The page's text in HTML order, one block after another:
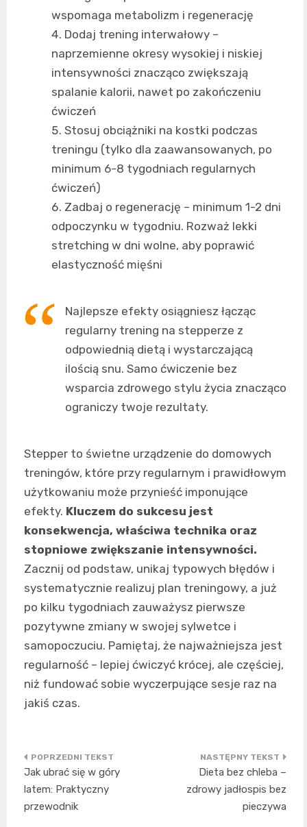
wspomaga metabolizm i regenerację
Dodaj trening interwałowy –
naprzemienne okresy wysokiej i niskiej
intensywności znacząco zwiększają
spalanie kalorii, nawet po zakończeniu
ćwiczeń
Stosuj obciążniki na kostki podczas
treningu (tylko dla zaawansowanych, po
minimum 6-8 tygodniach regularnych
ćwiczeń)
Zadbaj o regenerację – minimum 1-2 dni
odpoczynku w tygodniu. Rozważ lekki
stretching w dni wolne, aby poprawić
elastyczność mięśni
Najlepsze efekty osiągniesz łącząc
regularny trening na stepperze z
odpowiednią dietą i wystarczającą
ilością snu. Samo ćwiczenie bez
wsparcia zdrowego stylu życia znacząco
ograniczy twoje rezultaty.
Stepper to świetne urządzenie do domowych
treningów, które przy regularnym i prawidłowym
użytkowaniu może przynieść imponujące
efekty. Kluczem do sukcesu jest
konsekwencja, właściwa technika oraz
stopniowe zwiększanie intensywności.
Zacznij od podstaw, unikaj typowych błędów i
systematycznie realizuj plan treningowy, a już
po kilku tygodniach zauważysz pierwsze
pozytywne zmiany w swojej sylwetce i
samopoczuciu. Pamiętaj, że najważniejsza jest
regularność – lepiej ćwiczyć krócej, ale częściej,
niż fundować sobie wyczerpujące sesje raz na
jakiś czas.
Nawigacja
wpisu
Jak ubrać się w góry
latem: Praktyczny
przewodnik
Dieta bez chleba –
zdrowy jadłospis bez
pieczywa